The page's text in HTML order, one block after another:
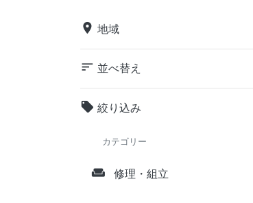
place 地域
sort 並べ替え
local_offer 絞り込み
カテゴリー
weekend 修理・組立